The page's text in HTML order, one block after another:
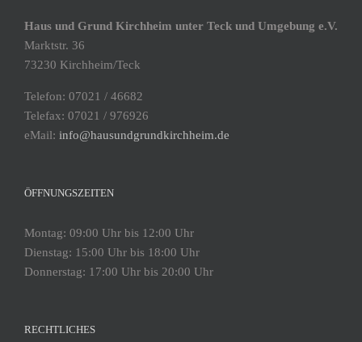
Haus und Grund Kirchheim unter Teck und Umgebung e.V.
Marktstr. 36
73230 Kirchheim/Teck
Telefon: 07021 / 46682
Telefax: 07021 / 976926
eMail: info@hausundgrundkirchheim.de
ÖFFNUNGSZEITEN
Montag: 09:00 Uhr bis 12:00 Uhr
Dienstag: 15:00 Uhr bis 18:00 Uhr
Donnerstag: 17:00 Uhr bis 20:00 Uhr
RECHTLICHES